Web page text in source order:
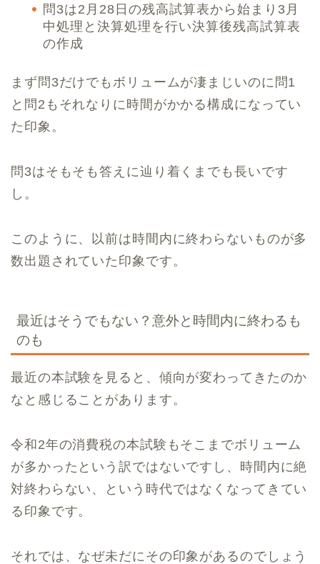
問3は2月28日の残高試算表から始まり3月
中処理と決算処理を行い決算後残高試算表
の作成
まず問3だけでもボリュームが凄まじいのに問1
と問2もそれなりに時間がかかる構成になってい
た印象。
問3はそもそも答えに辿り着くまでも長いです
し。
このように、以前は時間内に終わらないものが多
数出題されていた印象です。
最近はそうでもない？意外と時間内に終わるも
のも
最近の本試験を見ると、傾向が変わってきたのか
なと感じることがあります。
令和2年の消費税の本試験もそこまでボリューム
が多かったという訳ではないですし、時間内に絶
対終わらない、という時代ではなくなってきてい
る印象です。
それでは、なぜ未だにその印象があるのでしょう